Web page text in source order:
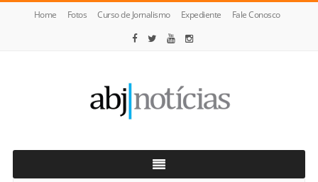
Home Fotos Curso de Jornalismo Expediente Fale Conosco
Notícias